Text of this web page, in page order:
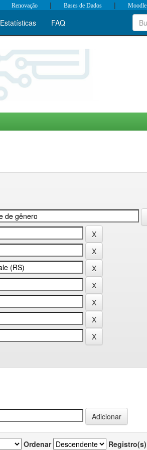
Renovação | Bases de Dados | Moodle
Estatísticas FAQ
Ordenar Registro(s)